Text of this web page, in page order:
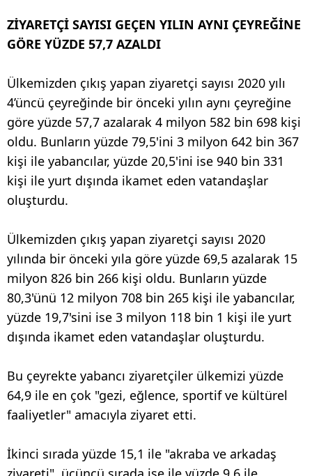
ZİYARETÇİ SAYISI GEÇEN YILIN AYNI ÇEYREĞİNE
GÖRE YÜZDE 57,7 AZALDI
Ülkemizden çıkış yapan ziyaretçi sayısı 2020 yılı
4’üncü çeyreğinde bir önceki yılın aynı çeyreğine
göre yüzde 57,7 azalarak 4 milyon 582 bin 698 kişi
oldu. Bunların yüzde 79,5'ini 3 milyon 642 bin 367
kişi ile yabancılar, yüzde 20,5'ini ise 940 bin 331
kişi ile yurt dışında ikamet eden vatandaşlar
oluşturdu.
Ülkemizden çıkış yapan ziyaretçi sayısı 2020
yılında bir önceki yıla göre yüzde 69,5 azalarak 15
milyon 826 bin 266 kişi oldu. Bunların yüzde
80,3'ünü 12 milyon 708 bin 265 kişi ile yabancılar,
yüzde 19,7'sini ise 3 milyon 118 bin 1 kişi ile yurt
dışında ikamet eden vatandaşlar oluşturdu.
Bu çeyrekte yabancı ziyaretçiler ülkemizi yüzde
64,9 ile en çok "gezi, eğlence, sportif ve kültürel
faaliyetler" amacıyla ziyaret etti.
İkinci sırada yüzde 15,1 ile "akraba ve arkadaş